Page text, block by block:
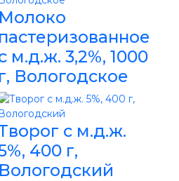
м.д.ж. 3,2%, 1000
Вологодское
с м.д.ж.
400 г,